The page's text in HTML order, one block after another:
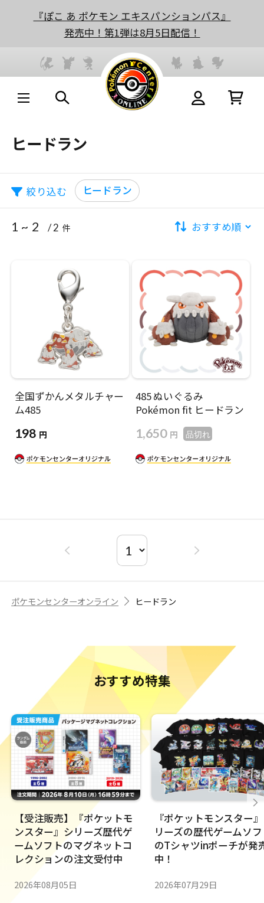
『ぽこ あ ポケモン エキスパンションパス』
発売中！第1弾は8月5日配信！
ヒードラン
絞り込む ヒードラン
1 ~ 2 / 2 件
全国ずかんメタルチャー
ム485
198 円
485 ぬいぐるみ
Pokémon fit ヒードラン
1,650 円 品切れ
ポケモンセンターオンライン ヒードラン
おすすめ特集
【受注販売】『ポケットモ
ンスター』シリーズ歴代ゲ
ームソフトのマグネットコ
レクションの注文受付中
2026年08月05日
『ポケットモンスター
リーズの歴代ゲームソ
のTシャツinポーチが発
中！
2026年07月29日